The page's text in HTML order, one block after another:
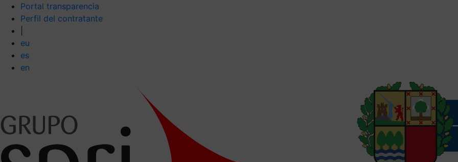
Portal transparencia
Perfil del contratante
eu
es
en